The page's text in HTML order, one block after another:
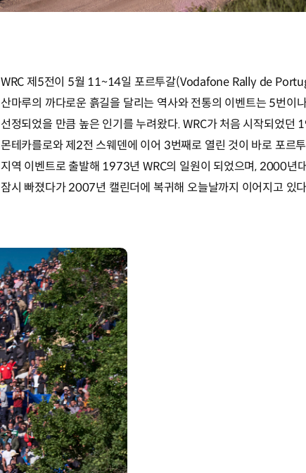
WRC 제5전이 5월 11~14일 포르투갈(Vodafone Rally de
산마루의 까다로운 흙길을 달리는 역사와 전통의 이벤트는 5번이
선정되었을 만큼 높은 인기를 누려왔다. WRC가 처음 시작되었던
몬테카를로와 제2전 스웨덴에 이어 3번째로 열린 것이 바로 포르
지역 이벤트로 출발해 1973년 WRC의 일원이 되었으며, 2000
잠시 빠졌다가 2007년 캘린더에 복귀해 오늘날까지 이어지고 있